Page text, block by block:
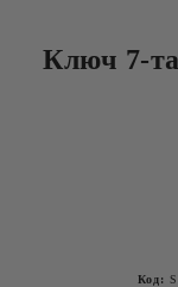
Ключ 7-
Код: